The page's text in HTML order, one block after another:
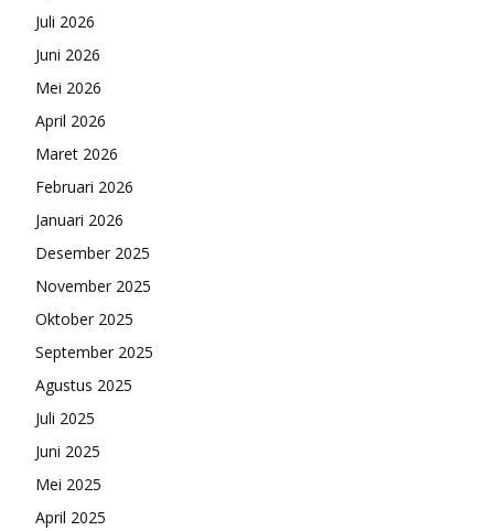
Juli 2026
Juni 2026
Mei 2026
April 2026
Maret 2026
Februari 2026
Januari 2026
Desember 2025
November 2025
Oktober 2025
September 2025
Agustus 2025
Juli 2025
Juni 2025
Mei 2025
April 2025